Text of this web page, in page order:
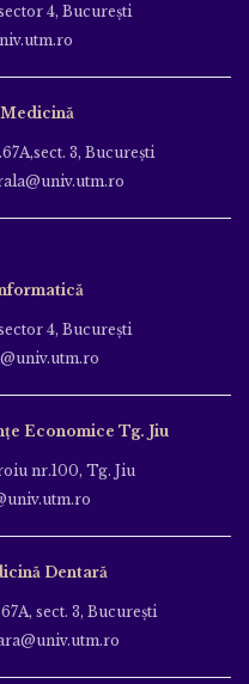
4, Bucureşti
3, Bucureşti
4, Bucureşti
Economice Tg. Jiu
nr.100, Tg. Jiu
Dentară
sect. 3, Bucureşti